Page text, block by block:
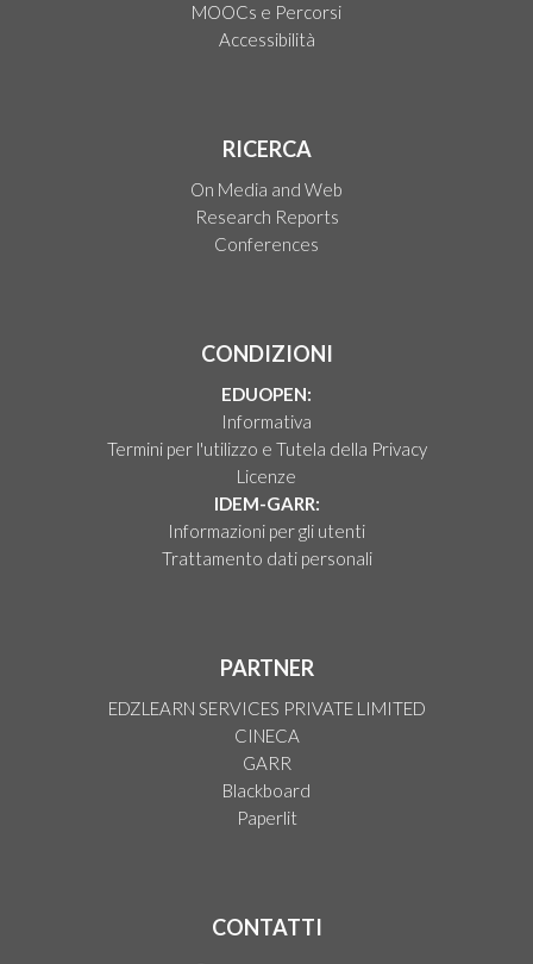
MOOCs e Percorsi
Accessibilità
RICERCA
On Media and Web
Research Reports
Conferences
CONDIZIONI
EDUOPEN:
Informativa
Termini per l'utilizzo e Tutela della Privacy
Licenze
IDEM-GARR:
Informazioni per gli utenti
Trattamento dati personali
PARTNER
EDZLEARN SERVICES PRIVATE LIMITED
CINECA
GARR
Blackboard
Paperlit
CONTATTI